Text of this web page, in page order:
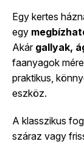
Egy kertes
egy
Akár gallyak,
faanyagok
praktikus,
eszköz.
A klasszikus
száraz vagy